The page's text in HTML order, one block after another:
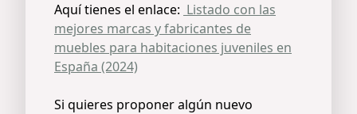
Aquí tienes el enlace: Listado con las
mejores marcas y fabricantes de
muebles para habitaciones juveniles en
España (2024)
Si quieres proponer algún nuevo